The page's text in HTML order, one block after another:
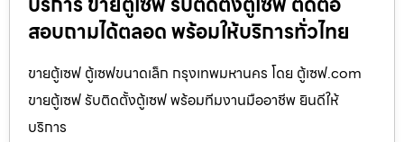
สอบถามได้ตลอด พร้อมให้บริการทั่วไทย
ขายตู้เซฟ ตู้เซฟขนาดเล็ก กรุงเทพมหานคร โดย ตู้เซฟ.com
ขายตู้เซฟ รับติดตั้งตู้เซฟ พร้อมทีมงานมืออาชีพ ยินดีให้
บริการ